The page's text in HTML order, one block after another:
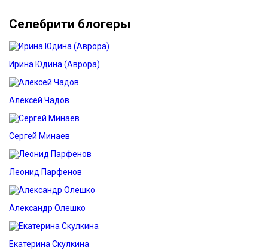
Селебрити блогеры
Ирина Юдина (Аврора)
Алексей Чадов
Сергей Минаев
Леонид Парфенов
Александр Олешко
Екатерина Скулкина